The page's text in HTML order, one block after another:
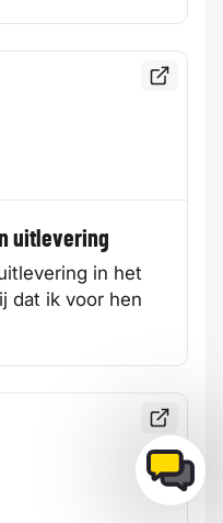
uitlevering
in het
dat ik voor hen
Bekijk
Bekijk